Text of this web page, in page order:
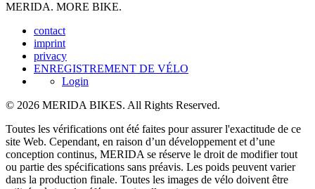
MERIDA. MORE BIKE.
contact
imprint
privacy
ENREGISTREMENT DE VÉLO
Login
© 2026 MERIDA BIKES. All Rights Reserved.
Toutes les vérifications ont été faites pour assurer l'exactitude de ce
site Web. Cependant, en raison d’un développement et d’une
conception continus, MERIDA se réserve le droit de modifier tout
ou partie des spécifications sans préavis. Les poids peuvent varier
dans la production finale. Toutes les images de vélo doivent être